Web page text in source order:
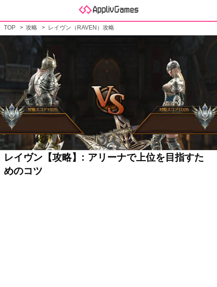
TOP 攻略 レイヴン（RAVEN）攻略
レイヴン【攻略】: アリーナで上位を目指すた
めのコツ